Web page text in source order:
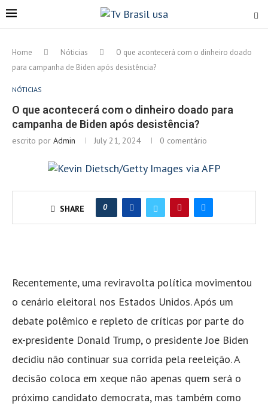
Home Nóticias
O que acontecerá com o dinheiro doado
para campanha de Biden após desistência?
NÓTICIAS
O que acontecerá com o dinheiro doado para
campanha de Biden após desistência?
escrito por Admin July 21, 2024 0 comentário
SHARE 0
Recentemente, uma reviravolta política movimentou
o cenário eleitoral nos Estados Unidos. Após um
debate polêmico e repleto de críticas por parte do
ex-presidente Donald Trump, o presidente Joe Biden
decidiu não continuar sua corrida pela reeleição. A
decisão coloca em xeque não apenas quem será o
próximo candidato democrata, mas também como